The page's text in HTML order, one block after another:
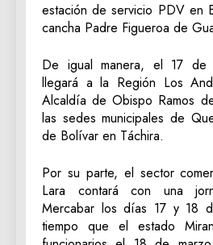
estación de servicio PDV en
cancha Padre Figueroa de
De igual manera, el 17 de
llegará a la Región Los
Alcaldía de Obispo Ramos
las sedes municipales de
de Bolívar en Táchira.
Por su parte, el sector
Lara contará con una
Mercabar los días 17 y 18
tiempo que el estado